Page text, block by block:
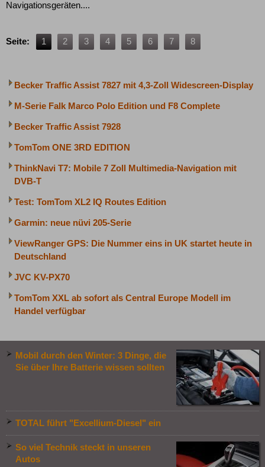
Navigationsgeräten....
Seite: 1 2 3 4 5 6 7 8
Becker Traffic Assist 7827 mit 4,3-Zoll Widescreen-Display
M-Serie Falk Marco Polo Edition und F8 Complete
Becker Traffic Assist 7928
TomTom ONE 3RD EDITION
ThinkNavi T7: Mobile 7 Zoll Multimedia-Navigation mit
DVB-T
Test: TomTom XL2 IQ Routes Edition
Garmin: neue nüvi 205-Serie
ViewRanger GPS: Die Nummer eins in UK startet heute in
Deutschland
JVC KV-PX70
TomTom XXL ab sofort als Central Europe Modell im
Handel verfügbar
Mobil durch den Winter: 3 Dinge, die
Sie über Ihre Batterie wissen sollten
TOTAL führt "Excellium-Diesel" ein
So viel Technik steckt in unseren
Autos